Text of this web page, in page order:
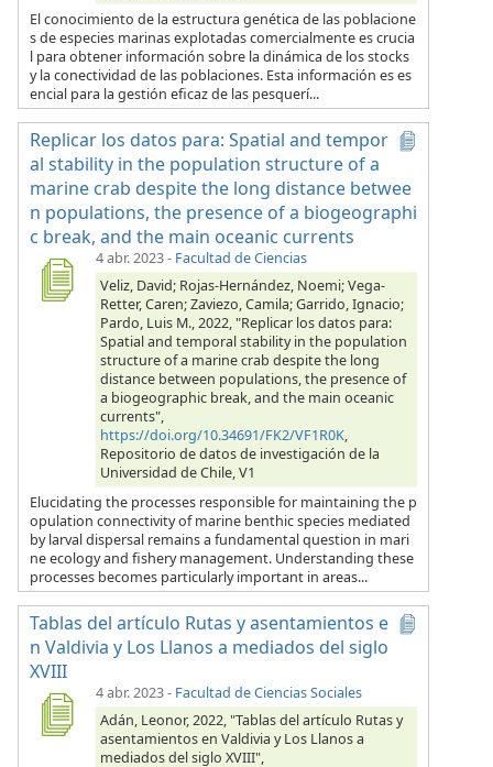
El conocimiento de la estructura genética de las poblacione
s de especies marinas explotadas comercialmente es crucia
l para obtener información sobre la dinámica de los stocks
y la conectividad de las poblaciones. Esta información es es
encial para la gestión eficaz de las pesquerí...
Replicar los datos para: Spatial and tempor
al stability in the population structure of a
marine crab despite the long distance betwee
n populations, the presence of a biogeographi
c break, and the main oceanic currents
4 abr. 2023- Facultad de Ciencias
Veliz, David; Rojas-Hernández, Noemi; Vega-
Retter, Caren; Zaviezo, Camila; Garrido, Ignacio;
Pardo, Luis M., 2022, "Replicar los datos para:
Spatial and temporal stability in the population
structure of a marine crab despite the long
distance between populations, the presence of
a biogeographic break, and the main oceanic
currents",
https://doi.org/10.34691/FK2/VF1R0K,
Repositorio de datos de investigación de la
Universidad de Chile, V1
Elucidating the processes responsible for maintaining the p
opulation connectivity of marine benthic species mediated
by larval dispersal remains a fundamental question in mari
ne ecology and fishery management. Understanding these
processes becomes particularly important in areas...
Tablas del artículo Rutas y asentamientos e
n Valdivia y Los Llanos a mediados del siglo
XVIII
4 abr. 2023- Facultad de Ciencias Sociales
Adán, Leonor, 2022, "Tablas del artículo Rutas y
asentamientos en Valdivia y Los Llanos a
mediados del siglo XVIII",